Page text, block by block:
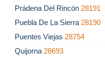
Prádena Del Rincón 28191
Puebla De La Sierra 28190
Puentes Viejas 28754
Quijorna 28693